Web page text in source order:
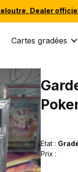
Dealer
Cartes gradées
Etat :
Prix :